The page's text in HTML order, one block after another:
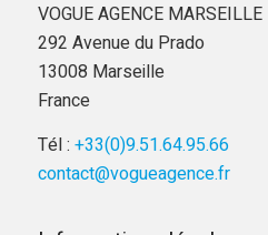
VOGUE AGENCE MARSEILLE
292 Avenue du Prado
13008 Marseille
France
Tél : +33(0)9.51.64.95.66
contact@vogueagence.fr